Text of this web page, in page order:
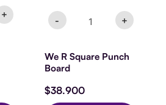
+ - +
We R Square Punch
Board
$38.900